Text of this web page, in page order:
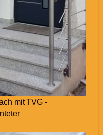
mit TVG -